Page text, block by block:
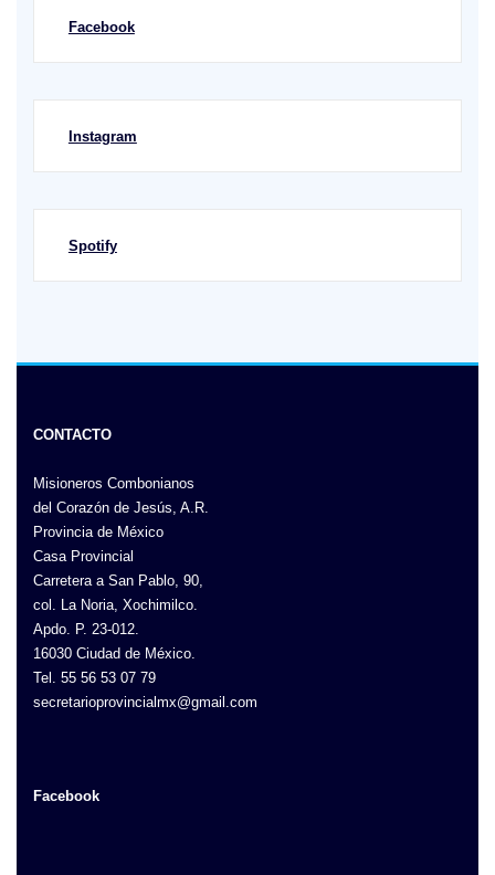
Facebook
Instagram
Spotify
CONTACTO
Misioneros Combonianos
del Corazón de Jesús, A.R.
Provincia de México
Casa Provincial
Carretera a San Pablo, 90,
col. La Noria, Xochimilco.
Apdo. P. 23-012.
16030 Ciudad de México.
Tel. 55 56 53 07 79
secretarioprovincialmx@gmail.com
Facebook